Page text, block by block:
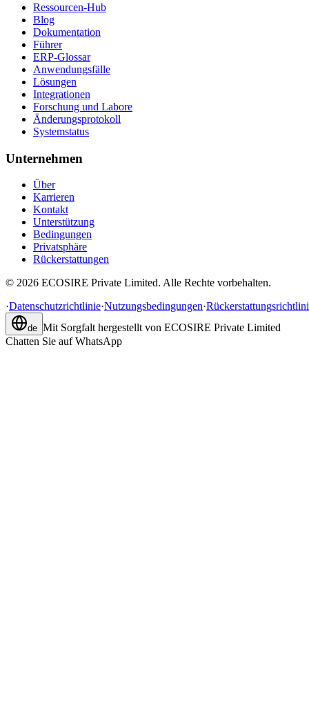
Ressourcen-Hub
Blog
Dokumentation
Führer
ERP-Glossar
Anwendungsfälle
Lösungen
Integrationen
Forschung und Labore
Änderungsprotokoll
Systemstatus
Unternehmen
Über
Karrieren
Kontakt
Unterstützung
Bedingungen
Privatsphäre
Rückerstattungen
© 2026 ECOSIRE Private Limited. Alle Rechte vorbehalten.
·Datenschutzrichtlinie·Nutzungsbedingungen·
de Mit Sorgfalt hergestellt von ECOSIRE Private Limited
Chatten Sie auf WhatsApp